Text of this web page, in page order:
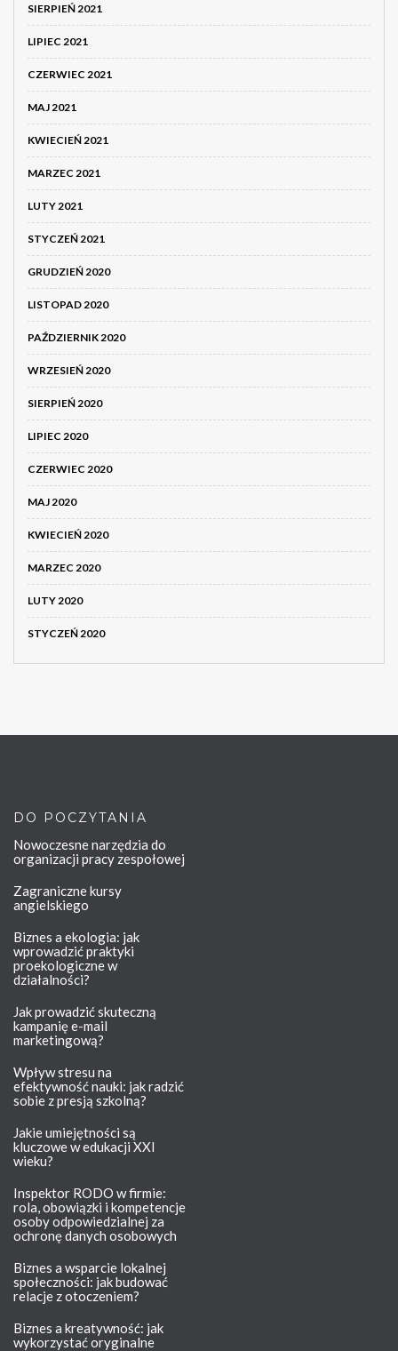
SIERPIEŃ 2021
LIPIEC 2021
CZERWIEC 2021
MAJ 2021
KWIECIEŃ 2021
MARZEC 2021
LUTY 2021
STYCZEŃ 2021
GRUDZIEŃ 2020
LISTOPAD 2020
PAŹDZIERNIK 2020
WRZESIEŃ 2020
SIERPIEŃ 2020
LIPIEC 2020
CZERWIEC 2020
MAJ 2020
KWIECIEŃ 2020
MARZEC 2020
LUTY 2020
STYCZEŃ 2020
DO POCZYTANIA
Nowoczesne narzędzia do
organizacji pracy zespołowej
Zagraniczne kursy
angielskiego
Biznes a ekologia: jak
wprowadzić praktyki
proekologiczne w
działalności?
Jak prowadzić skuteczną
kampanię e-mail
marketingową?
Wpływ stresu na
efektywność nauki: jak radzić
sobie z presją szkolną?
Jakie umiejętności są
kluczowe w edukacji XXI
wieku?
Inspektor RODO w firmie:
rola, obowiązki i kompetencje
osoby odpowiedzialnej za
ochronę danych osobowych
Biznes a wsparcie lokalnej
społeczności: jak budować
relacje z otoczeniem?
Biznes a kreatywność: jak
wykorzystać oryginalne